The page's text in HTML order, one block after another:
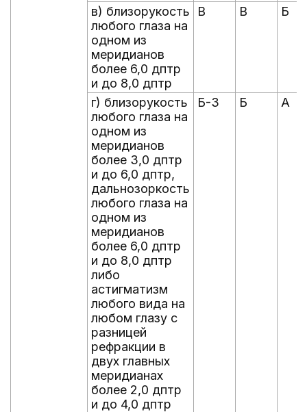
в) близорукость
любого глаза на
одном из
меридианов
более 6,0 дптр
и до 8,0 дптр
В В Б
г) близорукость
любого глаза на
одном из
меридианов
более 3,0 дптр
и до 6,0 дптр,
дальнозоркость
любого глаза на
одном из
меридианов
более 6,0 дптр
и до 8,0 дптр
либо
астигматизм
любого вида на
любом глазу с
разницей
рефракции в
двух главных
меридианах
более 2,0 дптр
и до 4,0 дптр
Б-3 Б А